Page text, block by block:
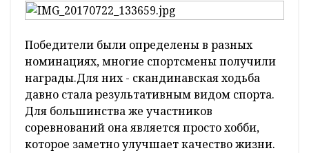
Победители были определены в разных
номинациях, многие спортсмены получили
награды.Для них - скандинавская ходьба
давно стала результативным видом спорта.
Для большинства же участников
соревнований она является просто хобби,
которое заметно улучшает качество жизни.